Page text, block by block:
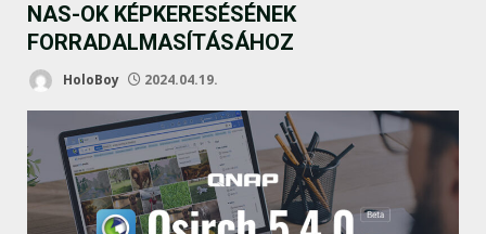
NAS-OK KÉPKERESÉSÉNEK
FORRADALMASÍTÁSÁHOZ
HoloBoy 2024.04.19.